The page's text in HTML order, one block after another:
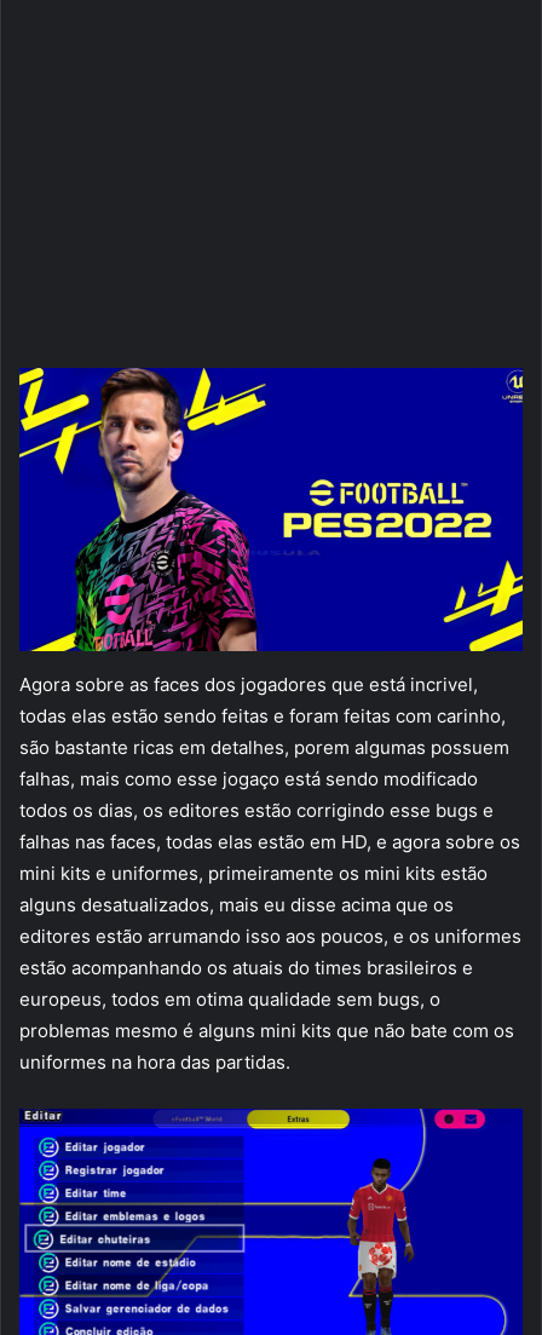
Agora sobre as faces dos jogadores que está incrivel,
todas elas estão sendo feitas e foram feitas com carinho,
são bastante ricas em detalhes, porem algumas possuem
falhas, mais como esse jogaço está sendo modificado
todos os dias, os editores estão corrigindo esse bugs e
falhas nas faces, todas elas estão em HD, e agora sobre os
mini kits e uniformes, primeiramente os mini kits estão
alguns desatualizados, mais eu disse acima que os
editores estão arrumando isso aos poucos, e os uniformes
estão acompanhando os atuais do times brasileiros e
europeus, todos em otima qualidade sem bugs, o
problemas mesmo é alguns mini kits que não bate com os
uniformes na hora das partidas.